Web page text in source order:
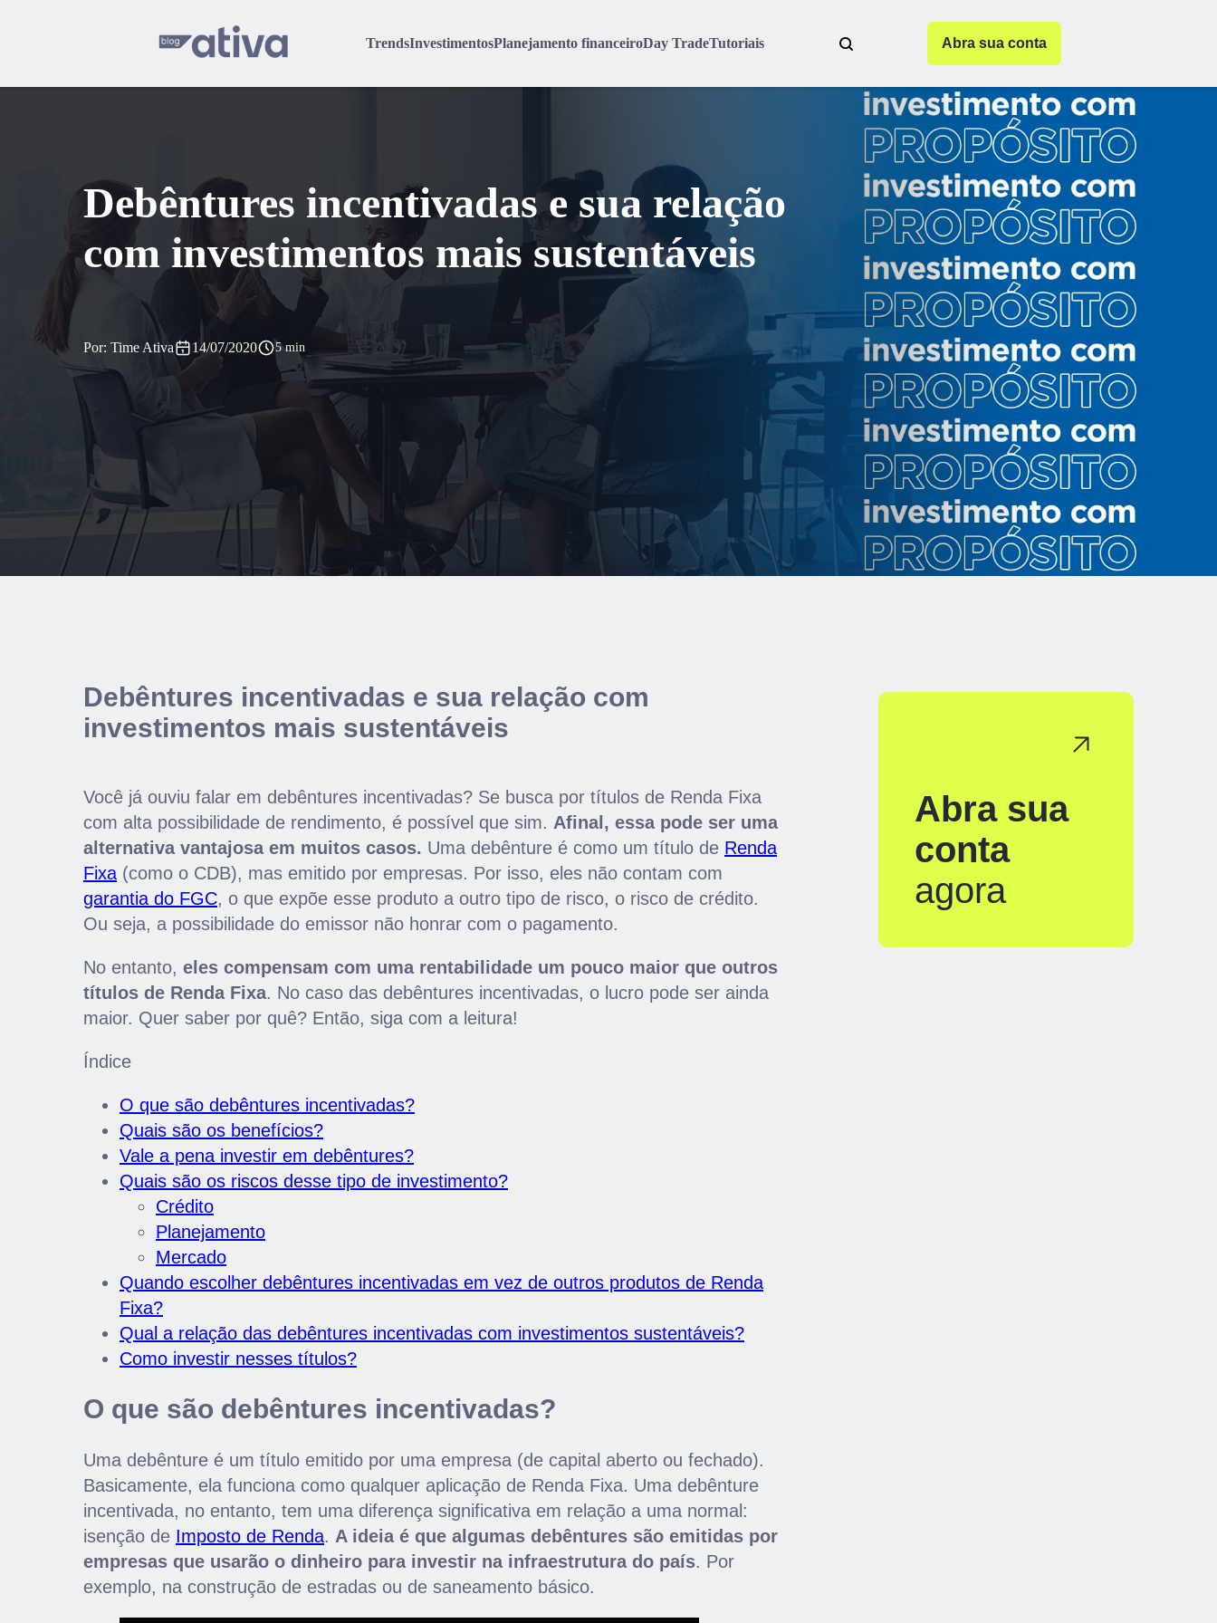
TrendsInvestimentosPlanejamento financeiroDay TradeTutoriais Abra sua conta
Debêntures incentivadas e sua relação
com investimentos mais sustentáveis
Por: Time Ativa 14/07/2020 5 min
Debêntures incentivadas e sua relação com
investimentos mais sustentáveis
Você já ouviu falar em debêntures incentivadas? Se busca por títulos de Renda Fixa
com alta possibilidade de rendimento, é possível que sim. Afinal, essa pode ser uma
alternativa vantajosa em muitos casos. Uma debênture é como um título de Renda
Fixa (como o CDB), mas emitido por empresas. Por isso, eles não contam com
garantia do FGC, o que expõe esse produto a outro tipo de risco, o risco de crédito.
Ou seja, a possibilidade do emissor não honrar com o pagamento.
No entanto, eles compensam com uma rentabilidade um pouco maior que outros
títulos de Renda Fixa. No caso das debêntures incentivadas, o lucro pode ser ainda
maior. Quer saber por quê? Então, siga com a leitura!
Índice
O que são debêntures incentivadas?
Quais são os benefícios?
Vale a pena investir em debêntures?
Quais são os riscos desse tipo de investimento?
Crédito
Planejamento
Mercado
Quando escolher debêntures incentivadas em vez de outros produtos de Renda
Fixa?
Qual a relação das debêntures incentivadas com investimentos sustentáveis?
Como investir nesses títulos?
O que são debêntures incentivadas?
Uma debênture é um título emitido por uma empresa (de capital aberto ou fechado).
Basicamente, ela funciona como qualquer aplicação de Renda Fixa. Uma debênture
incentivada, no entanto, tem uma diferença significativa em relação a uma normal:
isenção de Imposto de Renda. A ideia é que algumas debêntures são emitidas por
empresas que usarão o dinheiro para investir na infraestrutura do país. Por
exemplo, na construção de estradas ou de saneamento básico.
Abra sua
conta
agora